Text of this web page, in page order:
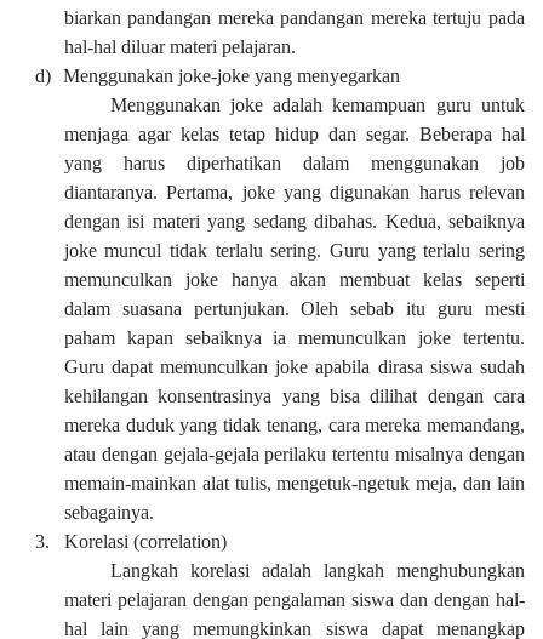
biarkan pandangan mereka pandangan mereka tertuju pada
hal-hal diluar materi pelajaran.
d)
Menggunakan joke-joke yang menyegarkan
Menggunakan joke adalah kemampuan guru untuk
menjaga agar kelas tetap hidup dan segar. Beberapa hal
yang harus diperhatikan dalam menggunakan job
diantaranya. Pertama, joke yang digunakan harus relevan
dengan isi materi yang sedang dibahas. Kedua, sebaiknya
joke muncul tidak terlalu sering. Guru yang terlalu sering
memunculkan joke hanya akan membuat kelas seperti
dalam suasana pertunjukan. Oleh sebab itu guru mesti
paham kapan sebaiknya ia memunculkan joke tertentu.
Guru dapat memunculkan joke apabila dirasa siswa sudah
kehilangan konsentrasinya yang bisa dilihat dengan cara
mereka duduk yang tidak tenang, cara mereka memandang,
atau dengan gejala-gejala perilaku tertentu misalnya dengan
memain-mainkan alat tulis, mengetuk-ngetuk meja, dan lain
sebagainya.
3.
Korelasi (correlation)
Langkah korelasi adalah langkah menghubungkan
materi pelajaran dengan pengalaman siswa dan dengan hal-
hal lain yang memungkinkan siswa dapat menangkap